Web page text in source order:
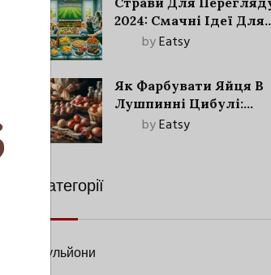
2024: Смачні Ідеї Для
Футбольного Свята
byEatsy
Як Фарбувати Яйця В
Лушпинні Цибулі:
Старовинний Метод З
byEatsy
Категорії
Бульйони